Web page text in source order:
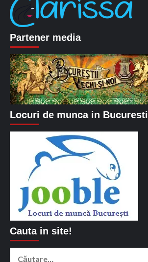
Partener media
Locuri de munca in Bucuresti
Cauta in site!